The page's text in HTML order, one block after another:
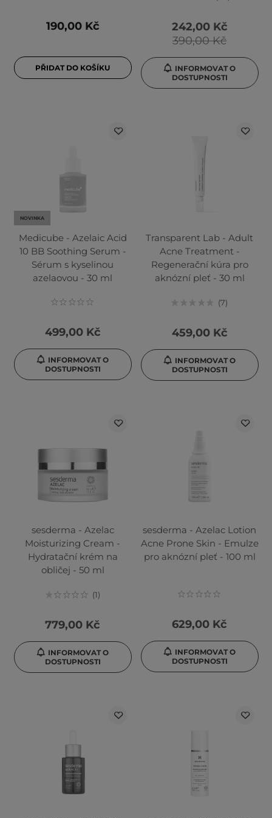
190,00 Kč
PŘIDAT DO KOŠÍKU
390,00 Kč
242,00 Kč
INFORMOVAT O
DOSTUPNOSTI
NOVINKA
Medicube - Azelaic Acid
10 BB Soothing Serum -
Sérum s kyselinou
azelaovou - 30 ml
499,00 Kč
INFORMOVAT O
DOSTUPNOSTI
Transparent Lab - Adult
Acne Treatment -
Regenerační kúra pro
aknózní pleť - 30 ml
7
459,00 Kč
INFORMOVAT O
DOSTUPNOSTI
sesderma - Azelac
Moisturizing Cream -
Hydratační krém na
obličej - 50 ml
1
779,00 Kč
INFORMOVAT O
DOSTUPNOSTI
sesderma - Azelac Lotion
Acne Prone Skin - Emulze
pro aknózní pleť - 100 ml
629,00 Kč
INFORMOVAT O
DOSTUPNOSTI